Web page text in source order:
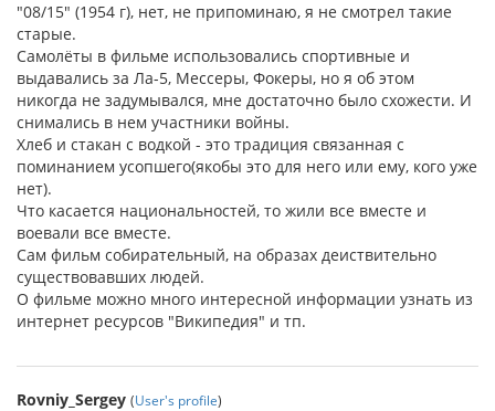
"08/15" (1954 г), нет, не припоминаю, я не смотрел такие
старые.
Самолёты в фильме использовались спортивные и
выдавались за Ла-5, Мессеры, Фокеры, но я об этом
никогда не задумывался, мне достаточно было схожести. И
снимались в нем участники войны.
Хлеб и стакан с водкой - это традиция связанная с
поминанием усопшего(якобы это для него или ему, кого уже
нет).
Что касается национальностей, то жили все вместе и
воевали все вместе.
Сам фильм собирательный, на образах деиствительно
существовавших людей.
О фильме можно много интересной информации узнать из
интернет ресурсов "Википедия" и тп.
Rovniy_Sergey (User's profile)